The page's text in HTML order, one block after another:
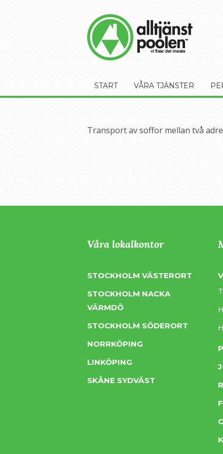
START VÅRA TJÄNSTER
Transport av soffor mellan två
Våra lokalkontor
STOCKHOLM VÄSTERORT
STOCKHOLM NACKA
VÄRMDÖ
STOCKHOLM SÖDERORT
NORRKÖPING
LINKÖPING
SKÅNE SYDVÄST